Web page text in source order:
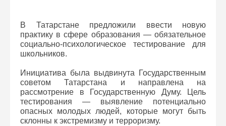
В Татарстане предложили ввести новую
практику в сфере образования — обязательное
социально-психологическое тестирование для
школьников.
Инициатива была выдвинута Государственным
советом Татарстана и направлена на
рассмотрение в Государственную Думу. Цель
тестирования — выявление потенциально
опасных молодых людей, которые могут быть
склонны к экстремизму и терроризму.